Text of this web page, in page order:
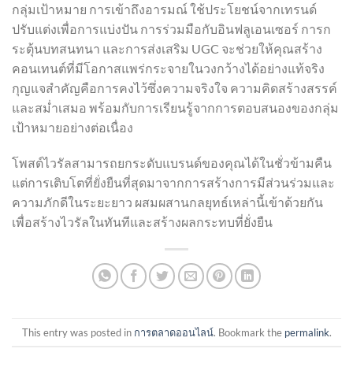
กลุ่มเป้าหมาย การเข้าถึงอารมณ์ ใช้ประโยชน์จากเทรนด์
ปรับแต่งเพื่อการแบ่งปัน การร่วมมือกับอินฟลูเอนเซอร์ การก
ระตุ้นบทสนทนา และการส่งเสริม UGC จะช่วยให้คุณสร้าง
คอนเทนต์ที่มีโอกาสแพร่กระจายในวงกว้างได้อย่างแท้จริง
กุญแจสำคัญคือการคงไว้ซึ่งความจริงใจ ความคิดสร้างสรรค์
และสม่ำเสมอ พร้อมกับการเรียนรู้จากการตอบสนองของกลุ่ม
เป้าหมายอย่างต่อเนื่อง
โพสต์ไวรัลสามารถยกระดับแบรนด์ของคุณได้ในชั่วข้ามคืน
แต่การเติบโตที่ยั่งยืนที่สุดมาจากการสร้างการมีส่วนร่วมและ
ความภักดีในระยะยาว ผสมผสานกลยุทธ์เหล่านี้เข้าด้วยกัน
เพื่อสร้างไวรัลในทันทีและสร้างผลกระทบที่ยั่งยืน
This entry was posted in การตลาดออนไลน์. Bookmark the permalink.